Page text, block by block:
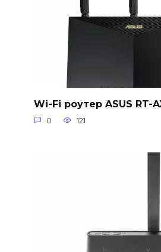
Wi-Fi роутер ASUS RT-
0 121